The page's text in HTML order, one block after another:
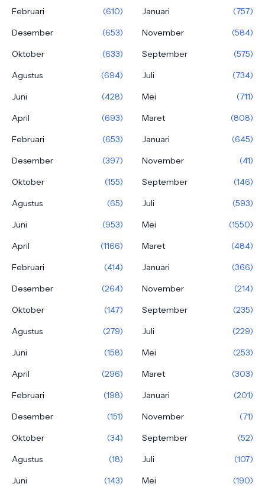
Februari
(610) Januari
(757)
Desember
(653) November
(584)
Oktober
(633) September
(575)
Agustus
(694) Juli
(734)
Juni
(428) Mei
(711)
April
(693) Maret
(808)
Februari
(653) Januari
(645)
Desember
(397) November
(41)
Oktober
(155) September
(146)
Agustus
(65) Juli
(593)
Juni
(953) Mei
(1550)
April
(1166) Maret
(484)
Februari
(414) Januari
(366)
Desember
(264) November
(214)
Oktober
(147) September
(235)
Agustus
(279) Juli
(229)
Juni
(158) Mei
(253)
April
(296) Maret
(303)
Februari
(198) Januari
(201)
Desember
(151) November
(71)
Oktober
(34) September
(52)
Agustus
(18) Juli
(107)
Juni
(143) Mei
(190)